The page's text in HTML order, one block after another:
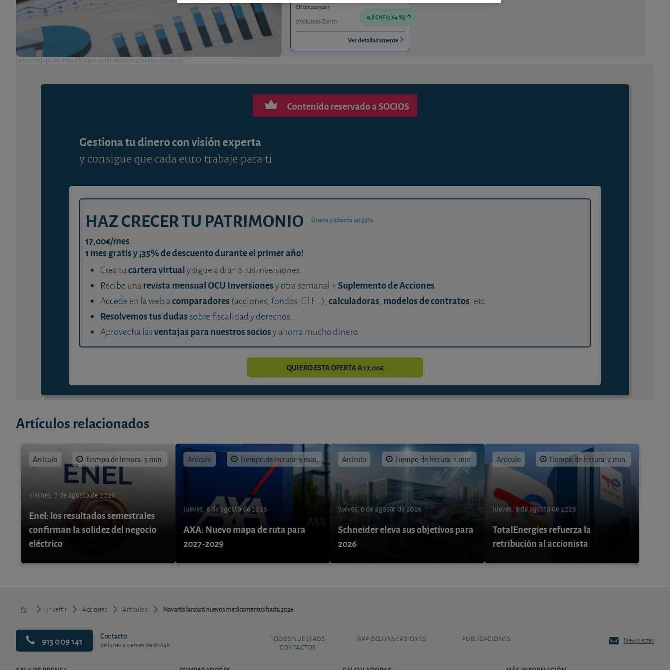
La incertidumbre marcó el paso de las bolsas mundiales en marzo
CH0012005267
07/08/2026 Zúrich
0,8 CHF (0,64 %)
Ver detalladamente
Contenido reservado a SOCIOS
Gestiona tu dinero con visión experta
y consigue que cada euro trabaje para ti
HAZ CRECER TU PATRIMONIO Únete y ahorra un 35%
17,00€/mes
1 mes gratis y ¡35% de descuento durante el primer año!
Crea tucartera virtualy sigue a diario tus inversiones.
Recibe unarevista mensual OCU Inversionesy otra semanal +Suplemento de Acciones.
Accede en la web acomparadores (acciones, fondos, ETF...), calculadoras, modelos de contratos, etc.
Resolvemos tus dudas sobre fiscalidad y derechos.
Aprovecha lasventajas para nuestros sociosy ahorra mucho dinero.
QUIERO ESTA OFERTA A 17,00€
Artículos relacionados
Artículo Tiempo de lectura: 3 min.
viernes, 7 de agosto de 2026
Enel: los resultados semestrales
confirman la solidez del negocio
eléctrico
Artículo Tiempo de lectura: 3 min.
jueves, 6 de agosto de 2026
AXA: Nuevo mapa de ruta para
2027-2029
Artículo Tiempo de lectura: 1 min.
jueves, 6 de agosto de 2026
Schneider eleva sus objetivos para
2026
Artículo Tiempo de lectura: 2 min.
jueves, 6 de agosto de 2026
TotalEnergies refuerza la
retribución al accionista
Invertir Acciones Artículos Novartis lanzará nuevos medicamentos hasta 2026
913 009 141 Contacto
de lunes a viernes de 9h-14h
TODOS NUESTROS
CONTACTOS
APP OCU INVERSIONES PUBLICACIONES Newsletter